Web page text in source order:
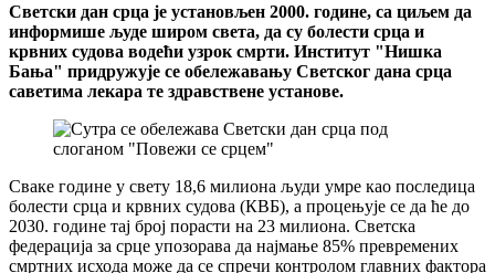
Светски дан срца је установљен 2000. године, са циљем да
информише људе широм света, да су болести срца и
крвних судова водећи узрок смрти. Институт "Нишка
Бања" придружује се обележавању Светског дана срца
саветима лекара те здравствене установе.
Сваке године у свету 18,6 милиона људи умре као последица
болести срца и крвних судова (КВБ), а процењује се да ће до
2030. године тај број порасти на 23 милиона. Светска
федерација за срце упозорава да најмање 85% превремених
смртних исхода може да се спречи контролом главних фактора